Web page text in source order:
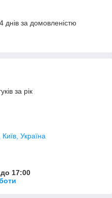
за домовленістю
за рік
Україна
17:00